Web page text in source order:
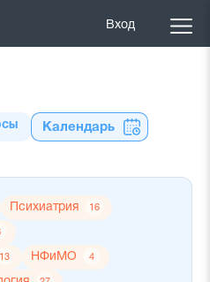
Вход
Календарь
Психиатрия 16
13 НФиМО 4